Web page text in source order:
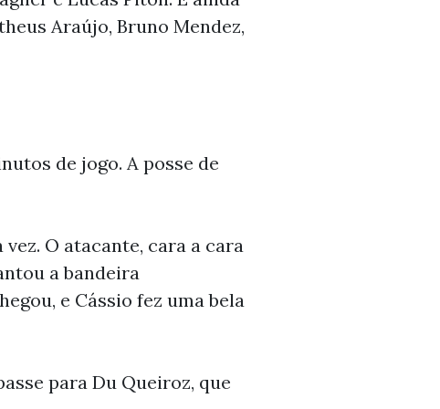
Araújo, Bruno Mendez,
de jogo. A posse de
O atacante, cara a cara
a bandeira
e Cássio fez uma bela
para Du Queiroz, que